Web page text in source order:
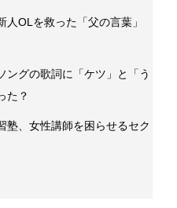
OLを救った「父の言葉」
ングの歌詞に「ケツ」と「う
た？
塾、女性講師を困らせるセク